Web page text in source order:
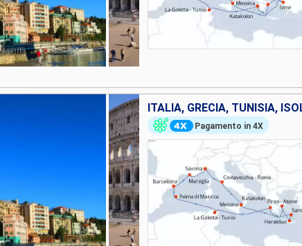
Pagamento in 4X